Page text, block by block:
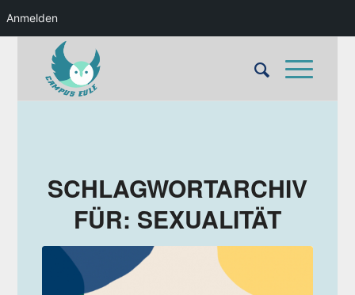
Anmelden
SCHLAGWORTARCHIV
FÜR: SEXUALITÄT